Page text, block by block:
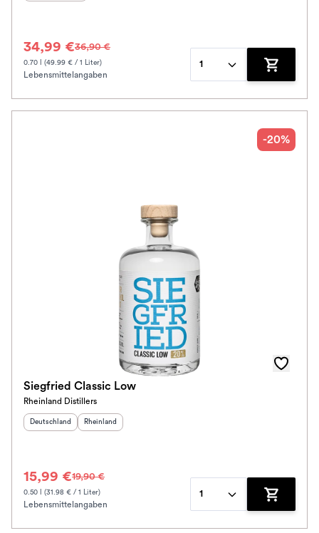
34,99 €36,90 €
0.70 l (49.99 € / 1 Liter)
Lebensmittelangaben
1
Zum
-20%
Siegfried Classic Low
Rheinland Distillers
Herkunftsland
Deutschland Herkunftsregion
Rheinland
15,99 €19,90 €
0.50 l (31.98 € / 1 Liter)
Lebensmittelangaben
1
Zum